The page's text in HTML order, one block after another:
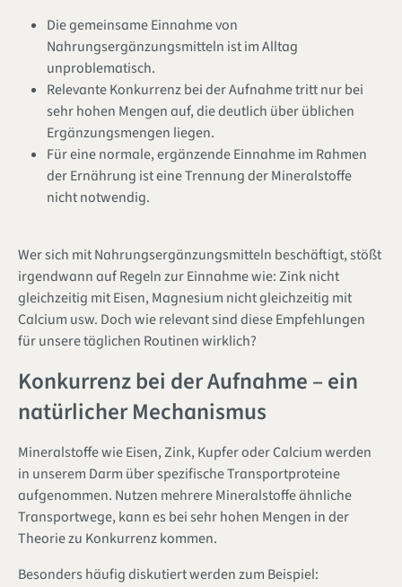
Die gemeinsame Einnahme von
Nahrungsergänzungsmitteln ist im Alltag
unproblematisch.
Relevante Konkurrenz bei der Aufnahme tritt nur bei
sehr hohen Mengen auf, die deutlich über üblichen
Ergänzungsmengen liegen.
Für eine normale, ergänzende Einnahme im Rahmen
der Ernährung ist eine Trennung der Mineralstoffe
nicht notwendig.
Wer sich mit Nahrungsergänzungsmitteln beschäftigt, stößt
irgendwann auf Regeln zur Einnahme wie: Zink nicht
gleichzeitig mit Eisen, Magnesium nicht gleichzeitig mit
Calcium usw. Doch wie relevant sind diese Empfehlungen
für unsere täglichen Routinen wirklich?
Konkurrenz bei der Aufnahme – ein
natürlicher Mechanismus
Mineralstoffe wie Eisen, Zink, Kupfer oder Calcium werden
in unserem Darm über spezifische Transportproteine
aufgenommen. Nutzen mehrere Mineralstoffe ähnliche
Transportwege, kann es bei sehr hohen Mengen in der
Theorie zu Konkurrenz kommen.
Besonders häufig diskutiert werden zum Beispiel: